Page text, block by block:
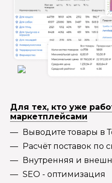
Для тех, кто уже
маркетплейсами
Выводите товары в
Расчёт поставок по
Внутренняя и
SEO - оптимизация